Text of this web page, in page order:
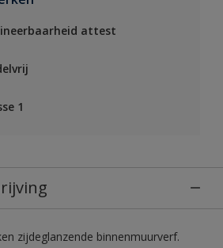
attest
1
zijdeglanzende binnenmuurverf.